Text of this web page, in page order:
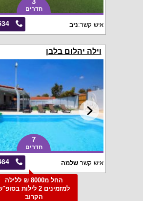
חדרים
איש קשר:ניב
וילה יהלום בלבן
7
חדרים
איש קשר:שלמה
החל מ8000 ₪ ללילה
למזמינים 2 לילות
הקרוב